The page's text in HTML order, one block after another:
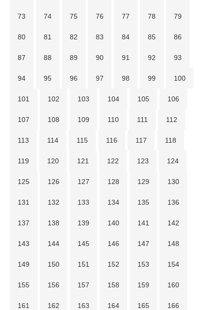
73 74 75 76 77 78 79
80 81 82 83 84 85 86
87 88 89 90 91 92 93
94 95 96 97 98 99 100
101 102 103 104 105 106
107 108 109 110 111 112
113 114 115 116 117 118
119 120 121 122 123 124
125 126 127 128 129 130
131 132 133 134 135 136
137 138 139 140 141 142
143 144 145 146 147 148
149 150 151 152 153 154
155 156 157 158 159 160
161 162 163 164 165 166